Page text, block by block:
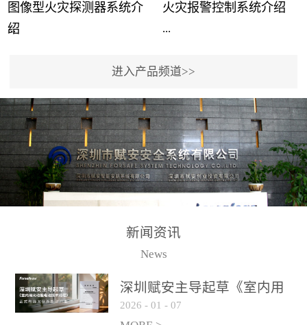
图像型火灾探测器系统介
绍
...
事故频发，传统的火灾探
测方法已无法满足要求。
尤其是目前众多的大型影
剧院、会议展览中心、体
育馆、大型仓库和隧道空
间等，其建筑结构特殊、
火灾隐患多。一旦发生火
传统的火灾关测器无法被
及时缺发，不能及早发现
和有效扑救火火，这不仅
火灾报警控制系统介绍
...
用了具有仲裁机制和冗余
校验的总线传输技术、线
路状态检测与保护技术、
后向光电感烟探测技术、
高可靠的系统抗干扰技术
等多项专利技术和专有技
警领域三十多年技术积累
和工程实践的结晶。
进入产品频道>>
新闻资讯
News
深圳赋安主导起草《室内用
光动能电池技术规程》 正式
2026 - 01 - 07